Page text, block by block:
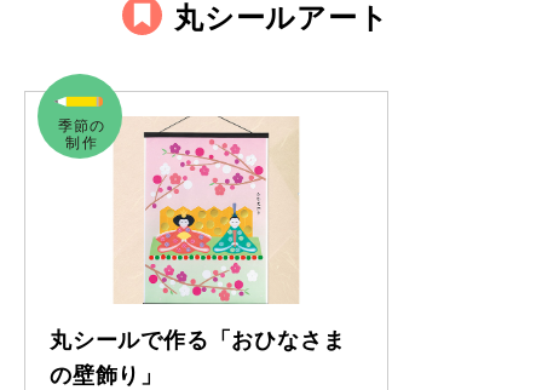
丸シールアート
丸シールで作る「おひなさま
の壁飾り」